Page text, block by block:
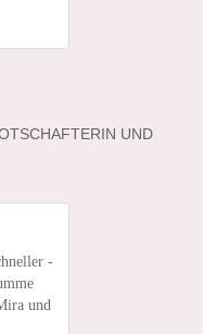
UND
-
und